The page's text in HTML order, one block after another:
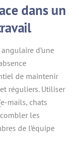
dans un
d’une
de maintenir
réguliers. Utiliser
mails, chats
les
de l’équipe